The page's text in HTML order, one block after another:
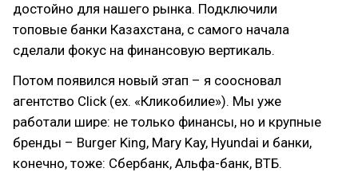
достойно для нашего рынка. Подключили
топовые банки Казахстана, с самого начала
сделали фокус на финансовую вертикаль.
Потом появился новый этап – я соосновал
агентство Click (ex. «Кликобилие»). Мы уже
работали шире: не только финансы, но и крупные
бренды – Burger King, Mary Kay, Hyundai и банки,
конечно, тоже: Сбербанк, Альфа-банк, ВТБ.